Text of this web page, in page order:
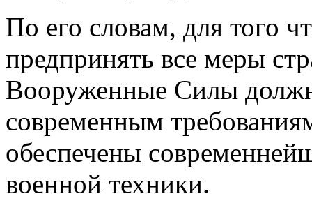
По его словам, для того
предпринять все меры
Вооруженные Силы
современным
обеспечены
военной техники.